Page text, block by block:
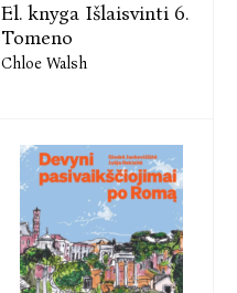
El. knyga Išlaisvinti 6.
Tomeno
Chloe Walsh